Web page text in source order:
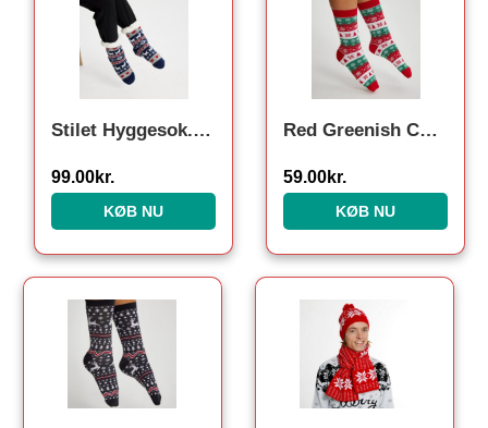
Stilet Hyggesok. Julesokker
99.00kr.
KØB NU
Red Greenish Christmas Socks. Julesokker
59.00kr.
KØB NU